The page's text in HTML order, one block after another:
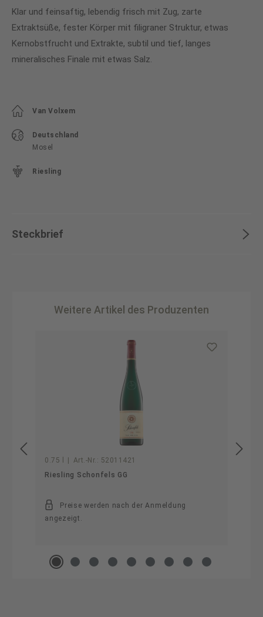
Klar und feinsaftig, lebendig frisch mit Zug, zarte
Extraktsüße, fester Körper mit filigraner Struktur, etwas
Kernobstfrucht und Extrakte, subtil und tief, langes
mineralisches Finale mit etwas Salz.
Van Volxem
Deutschland
Mosel
Riesling
Steckbrief
Weitere Artikel des Produzenten
0.75 l Art.-Nr.: 52011421
Riesling Schonfels GG
Preise werden nach der Anmeldung
angezeigt.